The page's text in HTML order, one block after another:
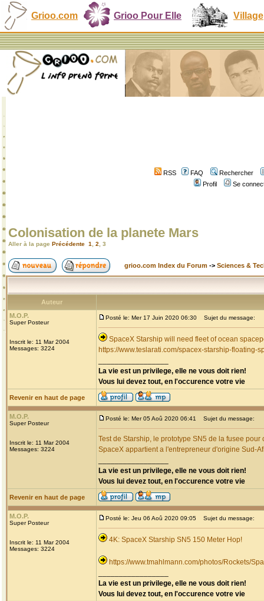
Grioo.com Grioo Pour Elle Village
RSS FAQ
Rechercher
Profil
Se
Colonisation de la planete Mars
Aller à la page Précédente 1 2 3
grioo.com Index du Forum -> Sciences &
Auteur
M.O.P.
Super Posteur
Inscrit le: 11 Mar 2004
Messages: 3224
Posté le: Mer 17 Juin 2020 06:30 Sujet du message:
SpaceX Starship will need fleet of ocean
https://www.teslarati.com/spacex-starship-floating-
La vie est un privilege, elle ne vous doit rien!
Vous lui devez tout, en l'occurence votre vie
Revenir en haut de page
M.O.P.
Super Posteur
Inscrit le: 11 Mar 2004
Messages: 3224
Posté le: Mer 05 Aoû 2020 06:41 Sujet du message:
Test de Starship, le prototype SN5 de la fusee
SpaceX appartient a l'entrepreneur d'origine Sud-
La vie est un privilege, elle ne vous doit rien!
Vous lui devez tout, en l'occurence votre vie
Revenir en haut de page
M.O.P.
Super Posteur
Inscrit le: 11 Mar 2004
Messages: 3224
Posté le: Jeu 06 Aoû 2020 09:05 Sujet du message:
4K: SpaceX Starship SN5 150 Meter Hop!
https://www.tmahlmann.com/photos/Rockets/
La vie est un privilege, elle ne vous doit rien!
Vous lui devez tout, en l'occurence votre vie